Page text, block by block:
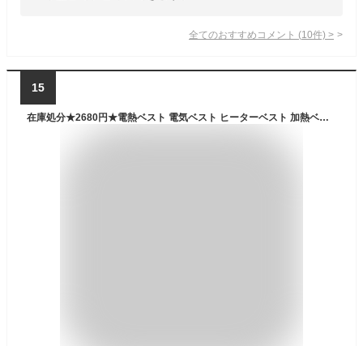
全てのおすすめコメント (10件) >
15
在庫処分★2680円★電熱ベスト 電気ベスト ヒーターベスト 加熱ベスト ヒートジャケット ワーク 作業着 大きいサイズ 防寒ウエア ジャケット 5V/2A 電熱ジャケット ベスト 21箇所発熱 3段温度調整 USB ヒーター バッテリー メンズ レディース インナー